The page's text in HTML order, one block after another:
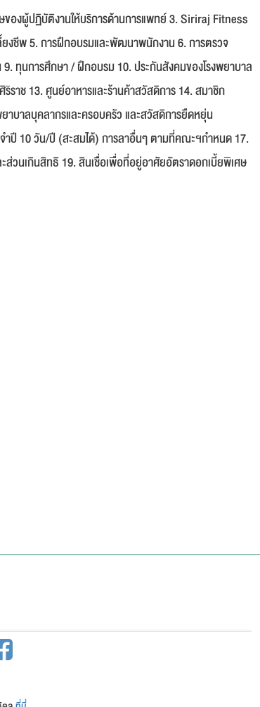
ของผู้ปฏิบัติงานให้บริการด้านการแพทย์ 3. Siriraj Fitness
งชีพ 5. การฝึกอบรมและพัฒนาพนักงาน 6. การตรวจ
ทุนการศึกษา / ฝึกอบรม 10. ประกันสังคมของโรงพยาบาล
ราช 13. ศูนย์อาหารและร้านค้าสวัสดิการ 14. สมาชิก
าลบุคลากรและครอบครัว และสวัสดิการยืดหยุ่น
ปี 10 วัน/ปี (สะสมได้) การลาอื่นๆ ตามที่คณะฯกำหนด 17.
วนเกินสิทธิ 19. สินเชื่อเพื่อที่อยู่อาศัยอัตราดอกเบี้ยพิเศษ